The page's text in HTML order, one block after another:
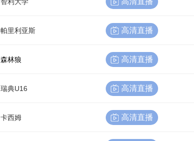
帕里利亚斯 高清直播
森林狼 高清直播
瑞典U16 高清直播
卡西姆 高清直播